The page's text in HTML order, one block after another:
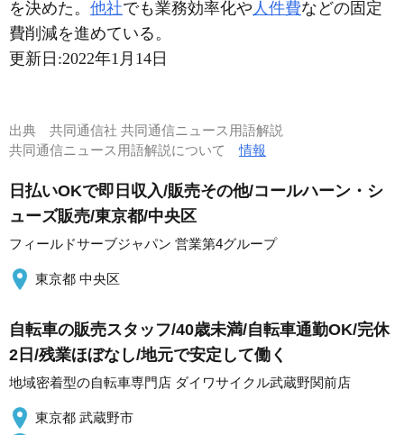
を決めた。 他社でも業務効率化や 人件費などの固定
費削減を進めている。
更新日:2022年1月14日
出典 共同通信社 共同通信ニュース用語解説
共同通信ニュース用語解説について情報
日払いOKで即日収入/販売その他/コールハーン・シ
ューズ販売/東京都/中央区
フィールドサーブジャパン 営業第4グループ
東京都 中央区
自転車の販売スタッフ/40歳未満/自転車通勤OK/完休
2日/残業ほぼなし/地元で安定して働く
地域密着型の自転車専門店 ダイワサイクル武蔵野関前店
東京都 武蔵野市